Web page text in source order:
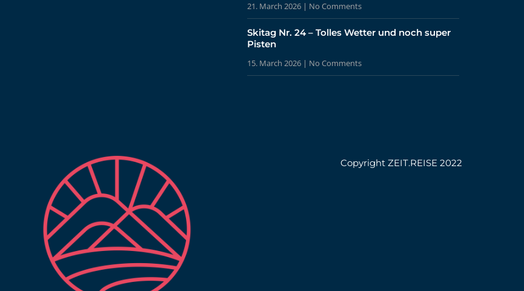
21. March 2026 No Comments
Skitag Nr. 24 – Tolles Wetter und noch super
Pisten
15. March 2026 No Comments
Copyright ZEIT.REISE 2022